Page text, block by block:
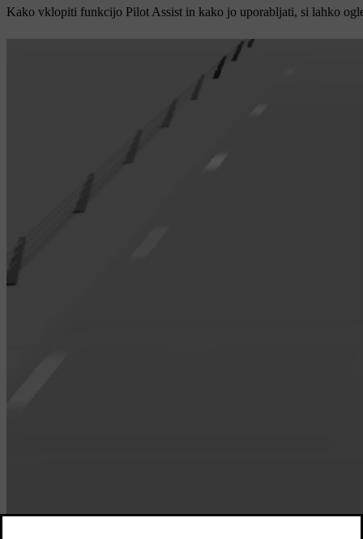
Kako vklopiti funkcijo Pilot Assist in kako jo uporabljati, si lahko